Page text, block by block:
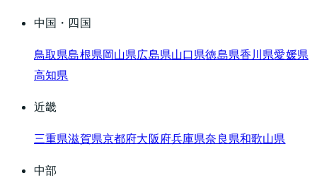
中国・四国
鳥取県島根県岡山県広島県山口県徳島県香川県愛媛県
高知県
近畿
三重県滋賀県京都府大阪府兵庫県奈良県和歌山県
中部